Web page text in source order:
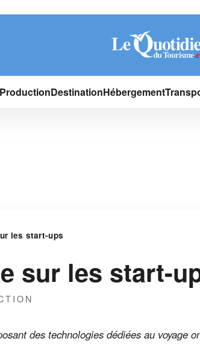
ProductionDestinationHébergement
les start-ups
sur les start-
des technologies dédiées au voyage